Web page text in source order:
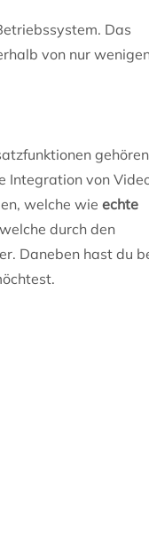
Das
von nur
gehören
Integration von
welche wie echte
durch den
Daneben hast du